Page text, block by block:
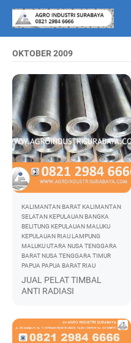
OKTOBER 2009
KALIMANTAN BARAT KALIMANTAN
SELATAN KEPULAUAN BANGKA
BELITUNG KEPULAUAN MALUKU
KEPULAUAN RIAU LAMPUNG
MALUKU UTARA NUSA TENGGARA
BARAT NUSA TENGGARA TIMUR
PAPUA PAPUA BARAT RIAU
JUAL PELAT TIMBAL
ANTI RADIASI